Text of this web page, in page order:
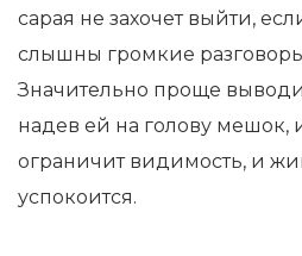
сарая не захочет выйти,
слышны громкие
Значительно проще
надев ей на голову мешок,
ограничит видимость, и
успокоится.